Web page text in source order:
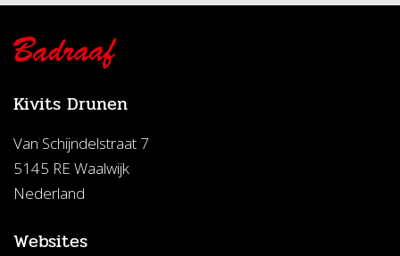
Kivits Drunen
Van Schijndelstraat 7
5145 RE Waalwijk
Nederland
Websites